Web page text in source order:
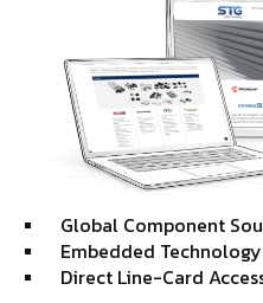
Global Component
Embedded
Direct Line-Card